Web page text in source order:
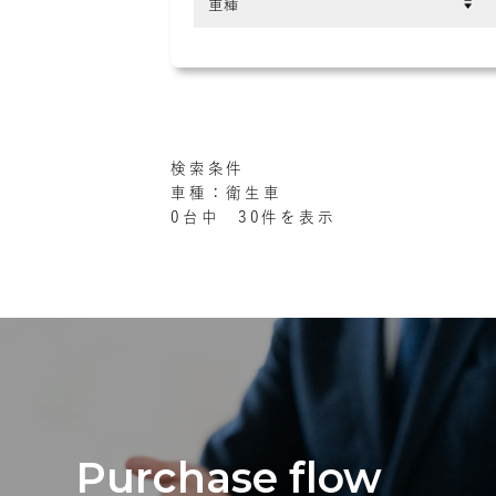
検索条件
車種：衛生車
0台中 30件を表示
Purchase flow